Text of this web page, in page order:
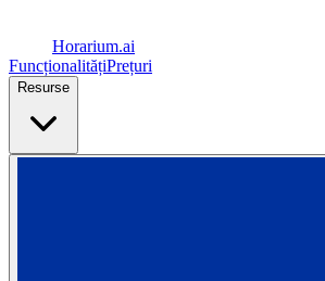
Horarium.ai
FuncționalitățiPrețuri
Resurse